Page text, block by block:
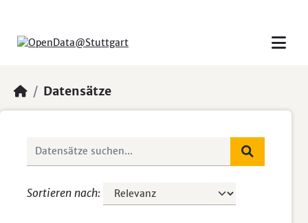
Datensätze
Sortieren nach